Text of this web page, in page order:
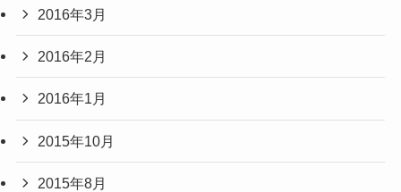
2016年3月
2016年2月
2016年1月
2015年10月
2015年8月